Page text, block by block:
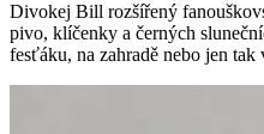
Divokej Bill rozšířený
pivo, klíčenky a černých
fesťáku, na zahradě nebo jen